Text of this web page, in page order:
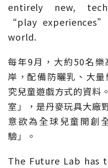
entirely new,
“play
world.
每年9月，大約50名
岸，配備防曬乳、大
究兒童遊戲方式的資料
室」，是丹麥玩具大廠
意欲為全球兒童開創
驗」。
The Future Lab